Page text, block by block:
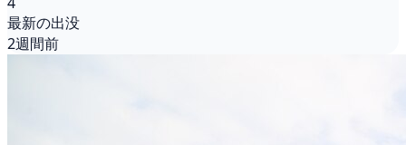
最新の出没
2週間前